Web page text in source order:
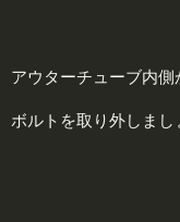
アウターチューブ内側
ボルトを取り外しまし